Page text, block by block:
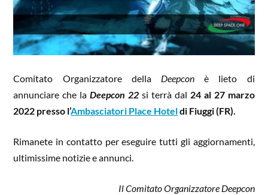
Comitato Organizzatore della Deepcon è lieto di
annunciare che laDeepcon 22 si terrà dal 24 al 27 marzo
2022 presso l’Ambasciatori Place Hoteldi Fiuggi (FR).
Rimanete in contatto per eseguire tutti gli aggiornamenti,
ultimissime notizie e annunci.
Il Comitato Organizzatore Deepcon